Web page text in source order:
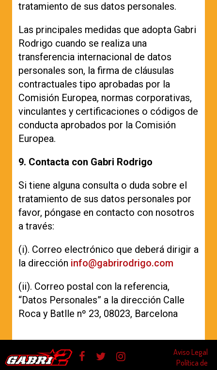
tratamiento de sus datos personales.
Las principales medidas que adopta Gabri
Rodrigo cuando se realiza una
transferencia internacional de datos
personales son, la firma de cláusulas
contractuales tipo aprobadas por la
Comisión Europea, normas corporativas,
vinculantes y certificaciones o códigos de
conducta aprobados por la Comisión
Europea.
9. Contacta con Gabri Rodrigo
Si tiene alguna consulta o duda sobre el
tratamiento de sus datos personales por
favor, póngase en contacto con nosotros
a través:
(i). Correo electrónico que deberá dirigir a
la dirección info@gabrirodrigo.com
(ii). Correo postal con la referencia,
“Datos Personales” a la dirección Calle
Roca y Batlle nº 23, 08023, Barcelona
Aviso Legal
Política de